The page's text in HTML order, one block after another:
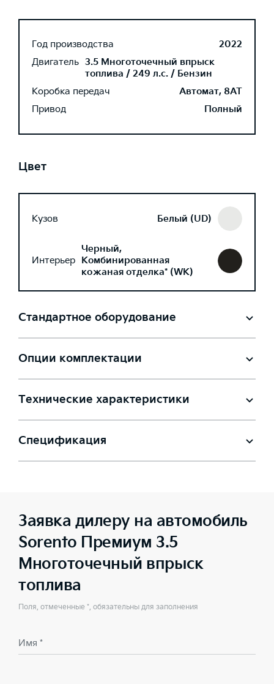
Год производства
2022
Двигатель 3.5 Многоточечный впрыск
топлива / 249 л.с. / Бензин
Коробка передач
Автомат, 8AT
Привод
Полный
Цвет
Кузов Белый (UD)
Интерьер
Черный,
Комбинированная
кожаная отделка* (WK)
Стандартное оборудование
Опции комплектации
Технические характеристики
Спецификация
Заявка дилеру на автомобиль
Sorento Премиум 3.5
Многоточечный впрыск
топлива
Поля, отмеченные *, обязательны для заполнения
Имя *